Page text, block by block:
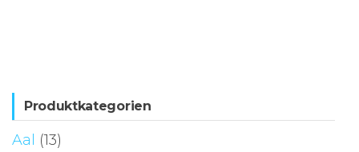
Produktkategorien
Aal
(13)